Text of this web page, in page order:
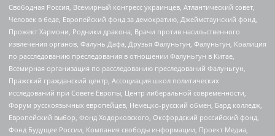
Свободная Россия, Всемирный конгресс украинцев, Атлантический совет,
Человек в беде, Европейский фонд за демократию, Джеймстаунский фонд,
Прожект Хармони, Родники дракона, Врачи против насильственного
извлечения органов, Фалунь Дафа, Друзья Фалуньгун, Фалуньгун, Коалиция
по расследованию преследования в отношении Фалуньгун в Китае,
Всемирная организация по расследованию преследований Фалуньгун,
Пражский гражданский центр, Ассоциация школ политических
исследований при Совете Европы, Центр либеральной современности,
Форум русскоязычных европейцев, Немецко-русский обмен, Бард колледж,
Европейский выбор, Фонд Ходорковского, Оксфордский российский фонд,
Фонд Будущее России, Компания свободы информации, Проект Медиа,